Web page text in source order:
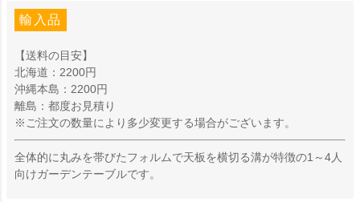
輸入品
【送料の目安】
北海道：2200円
沖縄本島：2200円
離島：都度お見積り
※ご注文の数量により多少変更する場合がございます。
全体的に丸みを帯びたフォルムで天板を横切る溝が特徴の1～4人
向けガーデンテーブルです。